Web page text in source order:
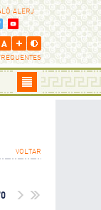
ALERJ
VOLTAR